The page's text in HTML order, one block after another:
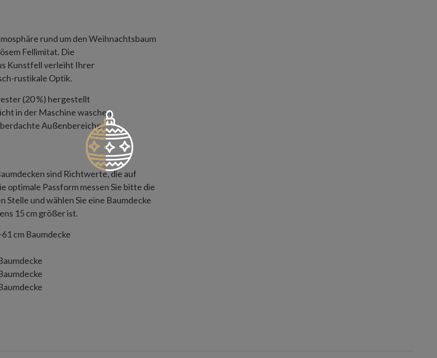
rund um den Weihnachtsbaum
Fellimitat. Die
Kunstfell verleiht Ihrer
rustikale Optik.
(20 %) hergestellt
in der Maschine waschen
Außenbereiche
sind Richtwerte, die auf
optimale Passform messen Sie bitte die
und wählen Sie eine Baumdecke
15 cm größer ist.
cm Baumdecke